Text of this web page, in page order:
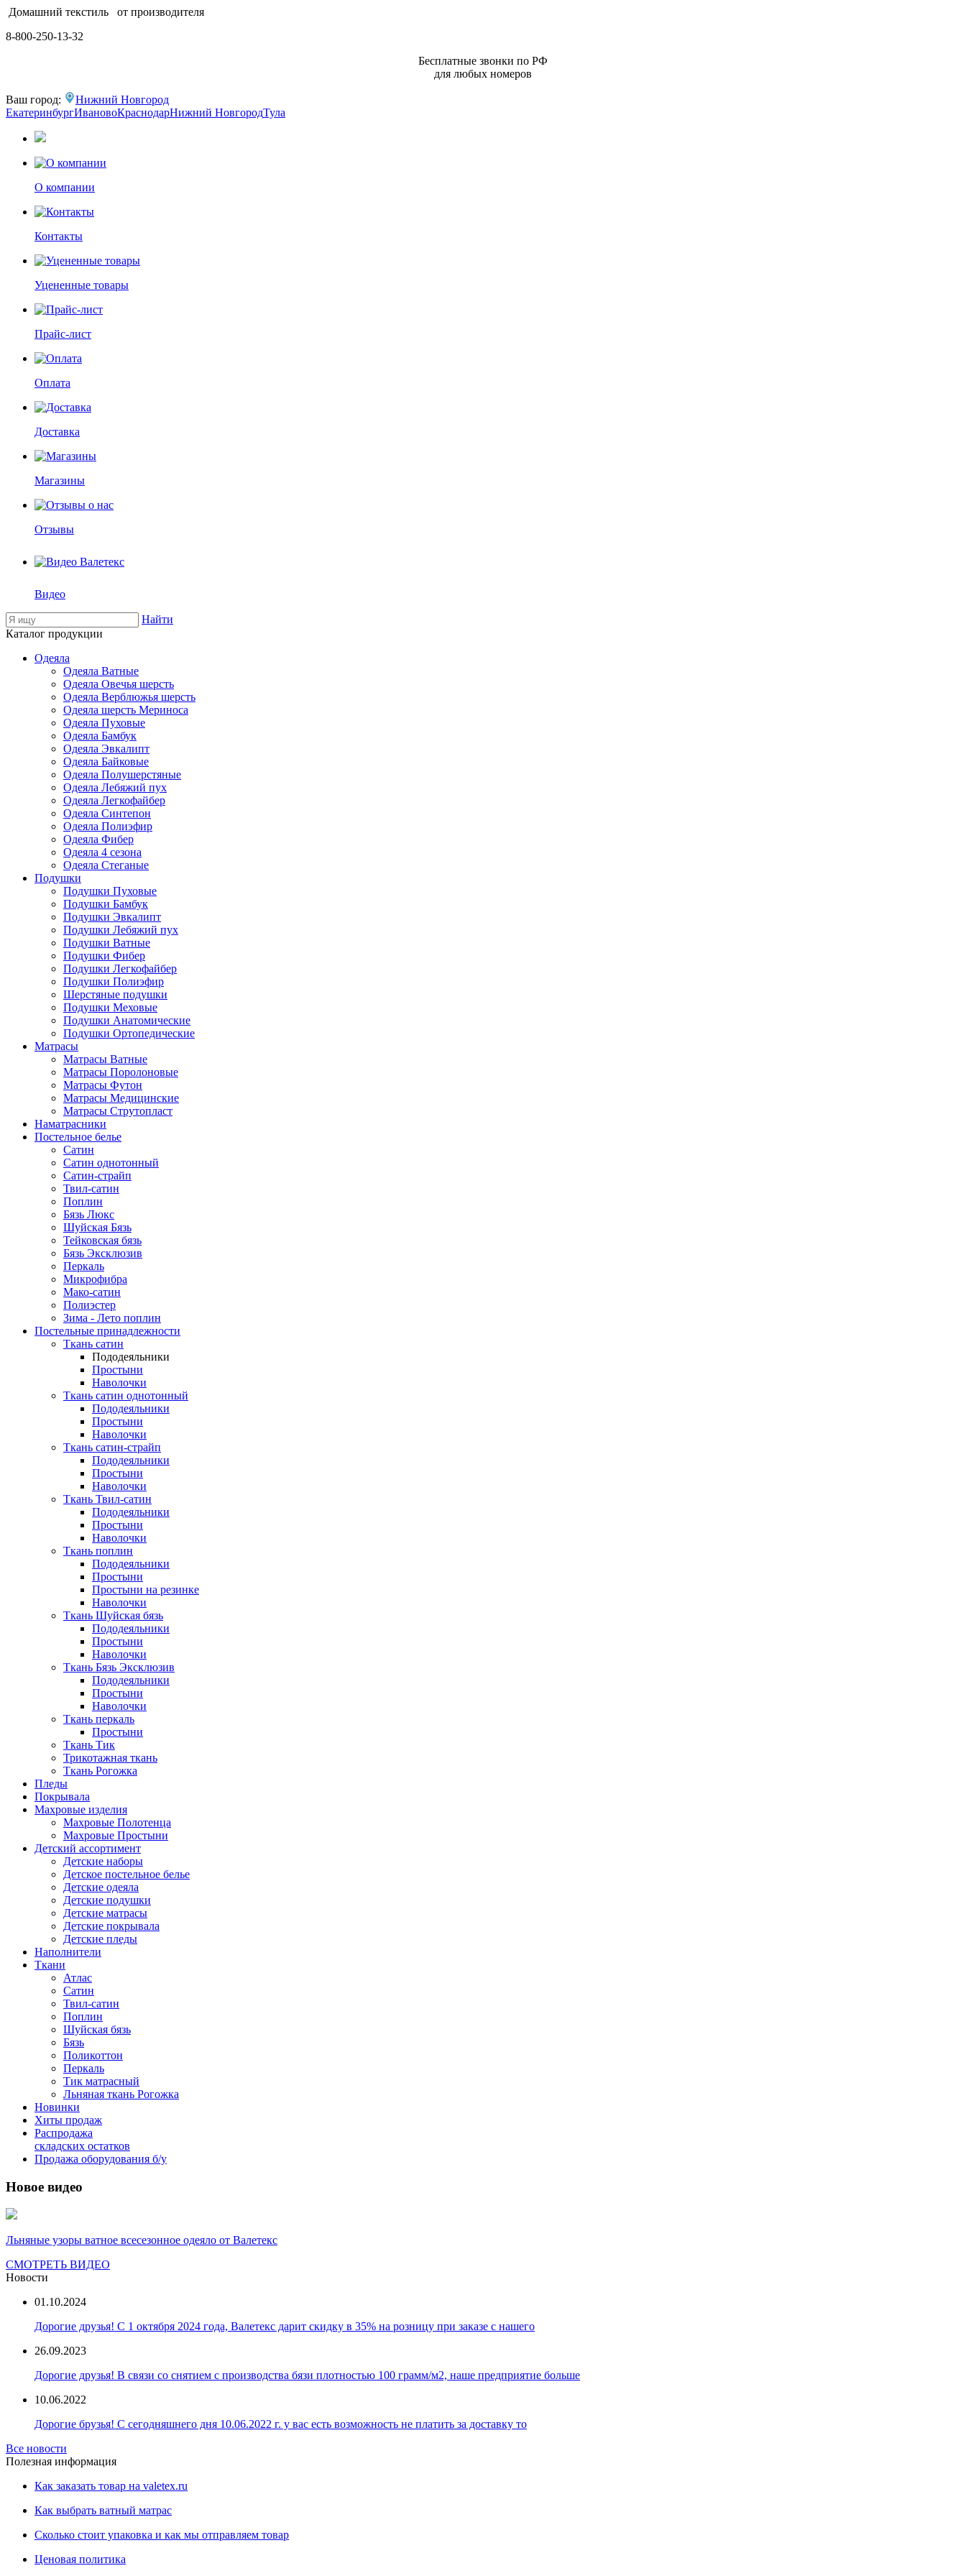
Домашний текстиль от производителя
8-800-250-13-32
Бесплатные звонки по РФ
для любых номеров
Ваш город:
Нижний Новгород
ЕкатеринбургИвановоКраснодарНижний НовгородТула
О компании
Контакты
Уцененные товары
Прайс-лист
Оплата
Доставка
Магазины
Отзывы
Видео
Найти
Каталог продукции
Одеяла
Одеяла Ватные
Одеяла Овечья шерсть
Одеяла Верблюжья шерсть
Одеяла шерсть Мериноса
Одеяла Пуховые
Одеяла Бамбук
Одеяла Эвкалипт
Одеяла Байковые
Одеяла Полушерстяные
Одеяла Лебяжий пух
Одеяла Легкофайбер
Одеяла Синтепон
Одеяла Полиэфир
Одеяла Фибер
Одеяла 4 сезона
Одеяла Стеганые
Подушки
Подушки Пуховые
Подушки Бамбук
Подушки Эвкалипт
Подушки Лебяжий пух
Подушки Ватные
Подушки Фибер
Подушки Легкофайбер
Подушки Полиэфир
Шерстяные подушки
Подушки Меховые
Подушки Анатомические
Подушки Ортопедические
Матрасы
Матрасы Ватные
Матрасы Поролоновые
Матрасы Футон
Матрасы Медицинские
Матрасы Струтопласт
Наматрасники
Постельное белье
Сатин
Сатин однотонный
Сатин-страйп
Твил-сатин
Поплин
Бязь Люкс
Шуйская Бязь
Тейковская бязь
Бязь Эксклюзив
Перкаль
Микрофибра
Мако-сатин
Полиэстер
Зима - Лето поплин
Постельные принадлежности
Ткань сатин
Пододеяльники
Простыни
Наволочки
Ткань сатин однотонный
Пододеяльники
Простыни
Наволочки
Ткань сатин-страйп
Пододеяльники
Простыни
Наволочки
Ткань Твил-сатин
Пододеяльники
Простыни
Наволочки
Ткань поплин
Пододеяльники
Простыни
Простыни на резинке
Наволочки
Ткань Шуйская бязь
Пододеяльники
Простыни
Наволочки
Ткань Бязь Эксклюзив
Пододеяльники
Простыни
Наволочки
Ткань перкаль
Простыни
Ткань Тик
Трикотажная ткань
Ткань Рогожка
Пледы
Покрывала
Махровые изделия
Махровые Полотенца
Махровые Простыни
Детский ассортимент
Детские наборы
Детское постельное белье
Детские одеяла
Детские подушки
Детские матрасы
Детские покрывала
Детские пледы
Наполнители
Ткани
Атлас
Сатин
Твил-сатин
Поплин
Шуйская бязь
Бязь
Поликоттон
Перкаль
Тик матрасный
Льняная ткань Рогожка
Новинки
Хиты продаж
Распродажа
складских остатков
Продажа оборудования б/у
Новое видео
Льняные узоры ватное всесезонное одеяло от Валетекс
СМОТРЕТЬ ВИДЕО
Новости
01.10.2024
Дорогие друзья! С 1 октября 2024 года, Валетекс дарит скидку в 35% на розницу при заказе с нашего
26.09.2023
Дорогие друзья! В связи со снятием с производства бязи плотностью 100 грамм/м2, наше предприятие больше
10.06.2022
Дорогие брузья! С сегодняшнего дня 10.06.2022 г. у вас есть возможность не платить за доставку то
Все новости
Полезная информация
Как заказать товар на valetex.ru
Как выбрать ватный матрас
Сколько стоит упаковка и как мы отправляем товар
Ценовая политика